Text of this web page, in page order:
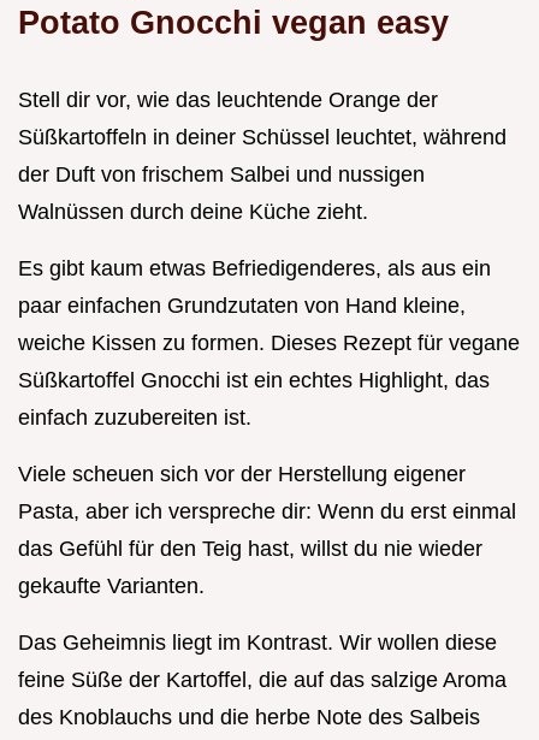
Potato Gnocchi vegan easy
Stell dir vor, wie das leuchtende Orange der
Süßkartoffeln in deiner Schüssel leuchtet, während
der Duft von frischem Salbei und nussigen
Walnüssen durch deine Küche zieht.
Es gibt kaum etwas Befriedigenderes, als aus ein
paar einfachen Grundzutaten von Hand kleine,
weiche Kissen zu formen. Dieses Rezept für vegane
Süßkartoffel Gnocchi ist ein echtes Highlight, das
einfach zuzubereiten ist.
Viele scheuen sich vor der Herstellung eigener
Pasta, aber ich verspreche dir: Wenn du erst einmal
das Gefühl für den Teig hast, willst du nie wieder
gekaufte Varianten.
Das Geheimnis liegt im Kontrast. Wir wollen diese
feine Süße der Kartoffel, die auf das salzige Aroma
des Knoblauchs und die herbe Note des Salbeis